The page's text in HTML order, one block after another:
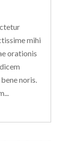
mihi
orationis
noris.